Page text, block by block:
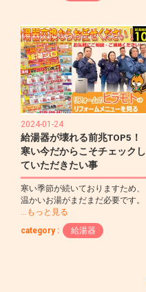
2024-01-24
給湯器が壊れる前兆TOP5！
寒い今だからこそチェックし
ていただきたい事
寒い季節が続いておりますため、
温かいお湯がまだまだ必要です。
…もっと見る
category :
給湯器